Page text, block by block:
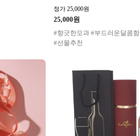
정가 25,000원
25,000원
#향긋한모과 #부드러운달콤함
#선물추천